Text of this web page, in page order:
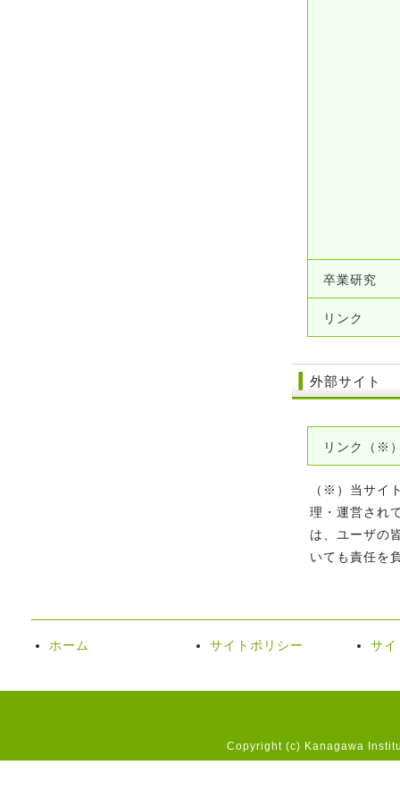
卒業研究
リンク
外部サイト
リンク（※
（※）当サイ
理・運営され
は、ユーザの
いても責任を
ホーム サイトポリシー サイ
Copyright (c) Kanagawa